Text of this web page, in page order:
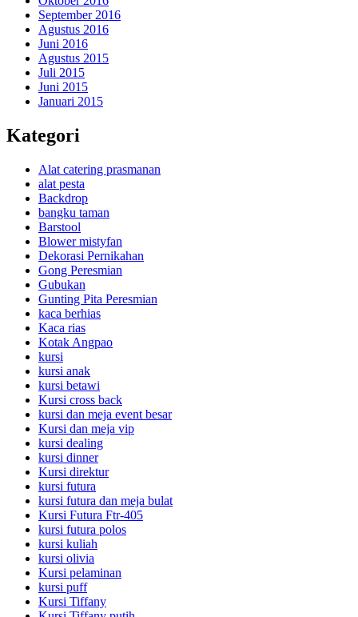
September 2016
Agustus 2016
Juni 2016
Agustus 2015
Juli 2015
Juni 2015
Januari 2015
Kategori
Alat catering prasmanan
alat pesta
Backdrop
bangku taman
Barstool
Blower mistyfan
Dekorasi Pernikahan
Gong Peresmian
Gubukan
Gunting Pita Peresmian
kaca berhias
Kaca rias
Kotak Angpao
kursi
kursi anak
kursi betawi
Kursi cross back
kursi dan meja event besar
Kursi dan meja vip
kursi dealing
kursi dinner
Kursi direktur
kursi futura
kursi futura dan meja bulat
Kursi Futura Ftr-405
kursi futura polos
kursi kuliah
kursi olivia
Kursi pelaminan
kursi puff
Kursi Tiffany